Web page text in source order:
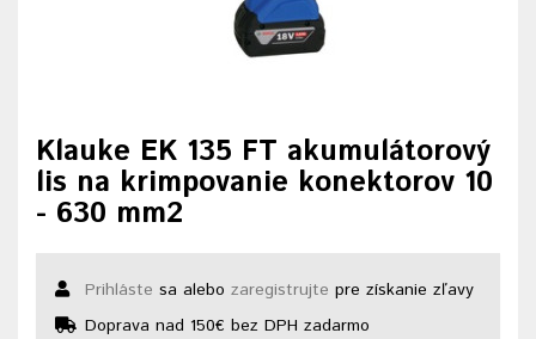
Klauke EK 135 FT akumulátorový
lis na krimpovanie konektorov 10
- 630 mm2
Prihláste sa alebo zaregistrujte pre získanie zľavy
Doprava nad 150€ bez DPH zadarmo